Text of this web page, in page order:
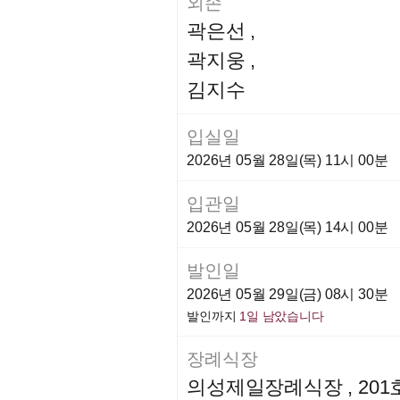
곽은선 ,
곽지웅 ,
김지수
입실일
2026년 05월 28일(목) 11시 00분
입관일
2026년 05월 28일(목) 14시 00분
발인일
2026년 05월 29일(금) 08시 30분
발인까지 1일 남았습니다
장례식장
의성제일장례식장 , 201